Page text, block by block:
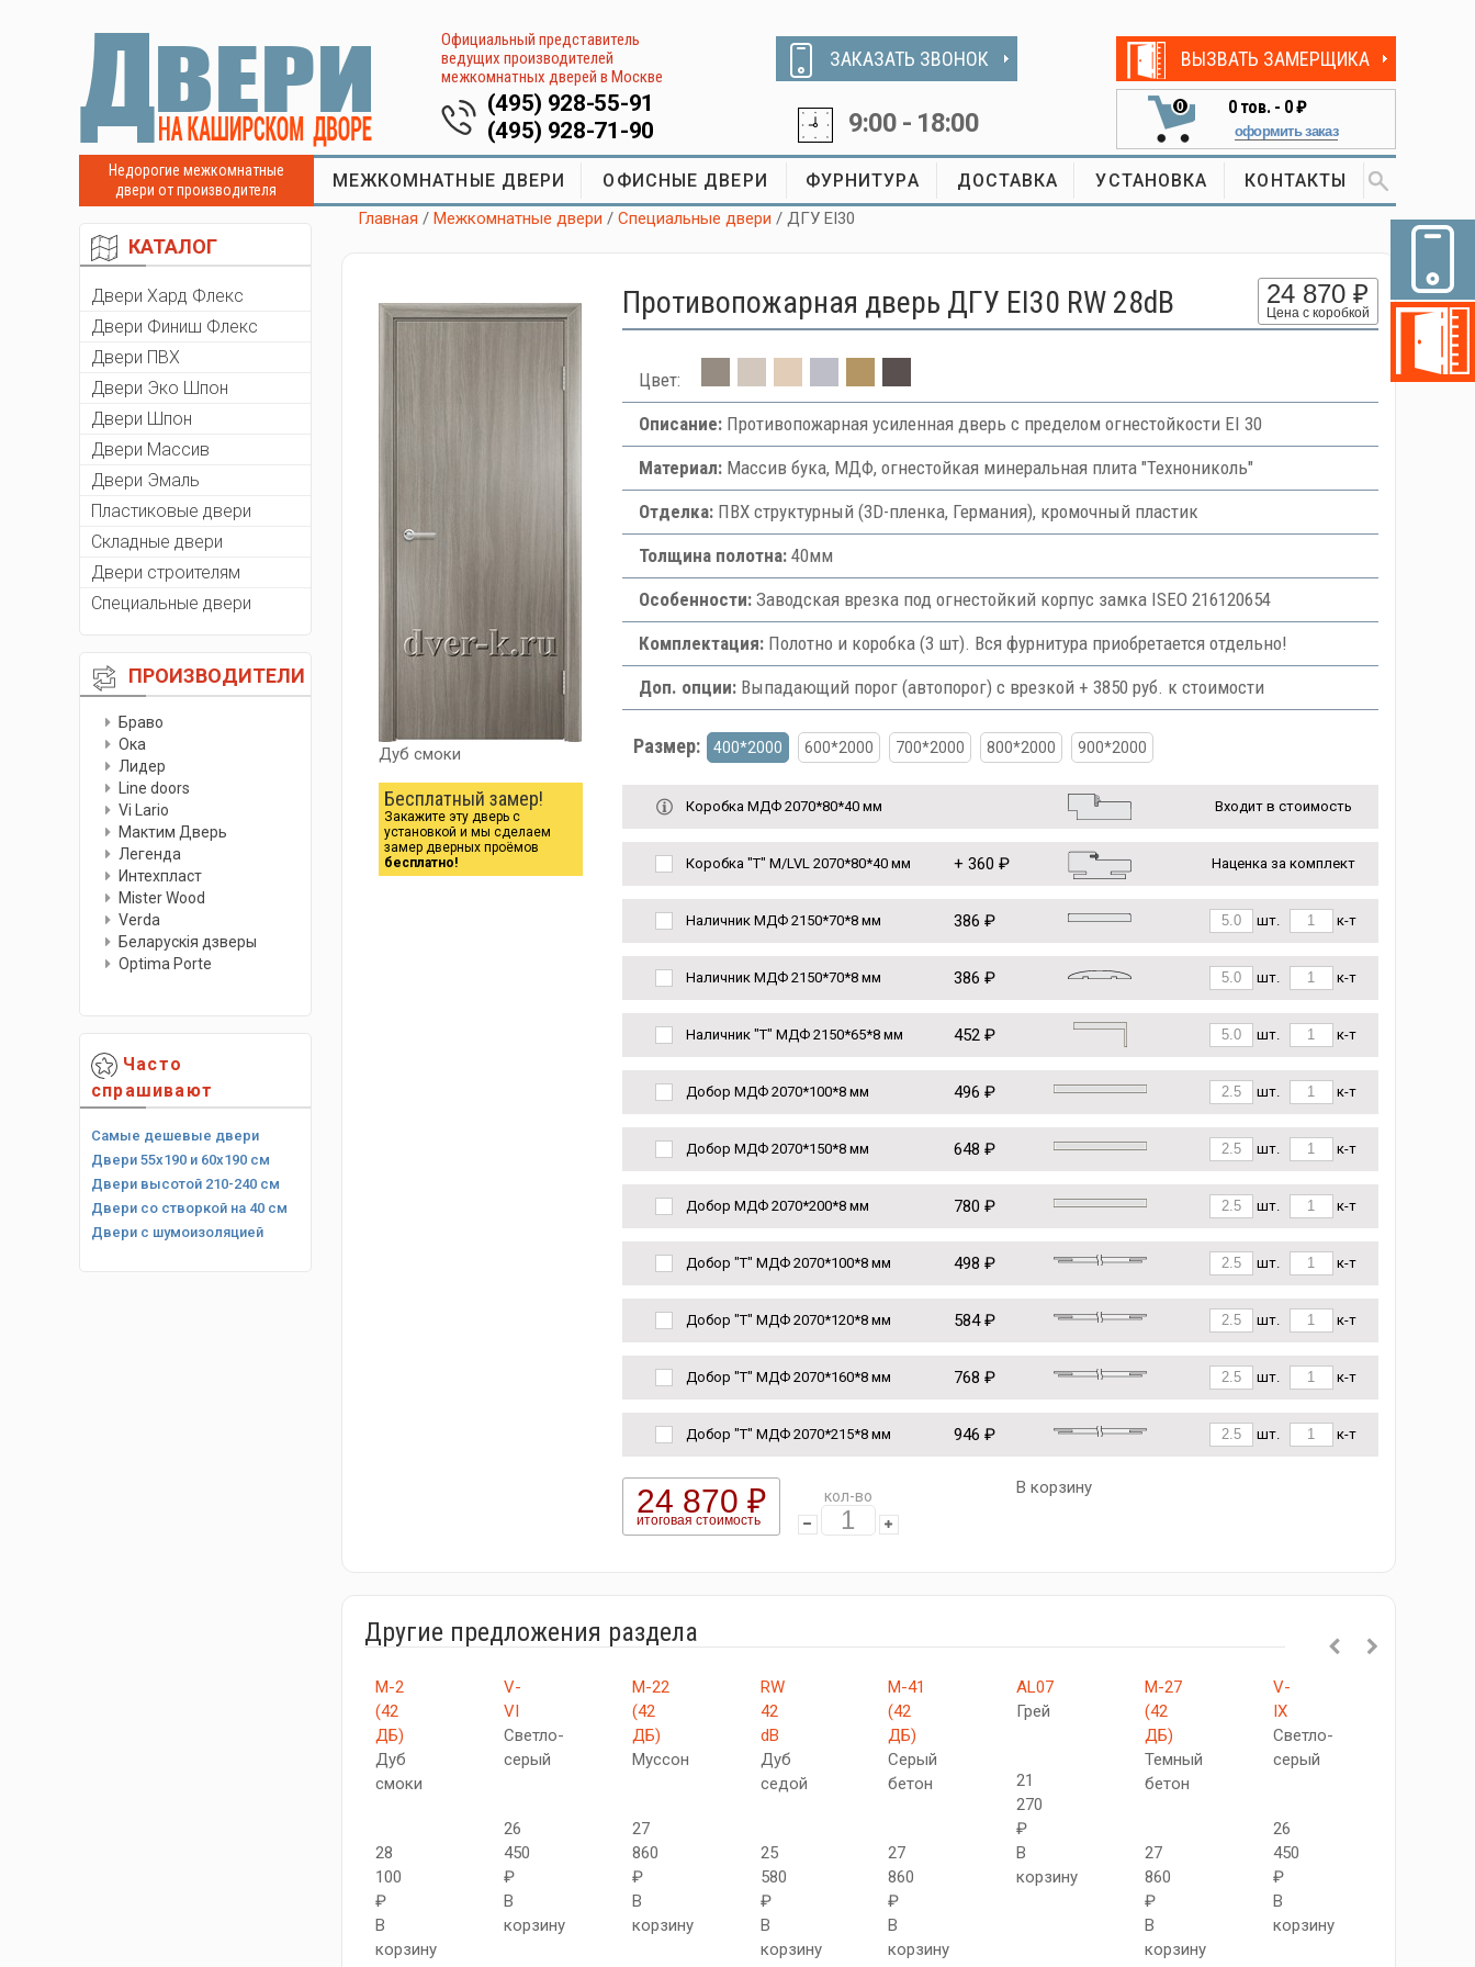
Официальный представитель
ведущих производителей
межкомнатных дверей в Москве
(495) 928-55-91
(495) 928-71-90
ЗАКАЗАТЬ ЗВОНОК
9:00 - 18:00
ВЫЗВАТЬ ЗАМЕРЩИКА
0 0тов. - 0 ₽
оформить заказ
Недорогие межкомнатные
двери от производителя
МЕЖКОМНАТНЫЕ ДВЕРИ ОФИСНЫЕ ДВЕРИ ФУРНИТУРА ДОСТАВКА УСТАНОВКА КОНТАКТЫ
КАТАЛОГ
Двери Хард Флекс
Двери Финиш Флекс
Двери ПВХ
Двери Эко Шпон
Двери Шпон
Двери Массив
Двери Эмаль
Пластиковые двери
Складные двери
Двери строителям
Специальные двери
ПРОИЗВОДИТЕЛИ
Браво
Ока
Лидер
Line doors
Vi Lario
Мактим Дверь
Легенда
Интехпласт
Мister Wood
Verda
Беларускiя дзверы
Optima Porte
Часто
спрашивают
Самые дешевые двери
Двери 55х190 и 60х190 см
Двери высотой 210-240 см
Двери со створкой на 40 см
Двери с шумоизоляцией
Главная /Межкомнатные двери /Специальные двери / ДГУ EI30
Дуб смоки
Бесплатный замер!
Закажите эту дверь с
установкой и мы сделаем
замер дверных проёмов
бесплатно!
Противопожарная дверь ДГУ EI30 RW 28dB 24 870 ₽
Цена с коробкой
Цвет:
Описание:Противопожарная усиленная дверь с пределом огнестойкости EI 30
Материал:Массив бука, МДФ, огнестойкая минеральная плита "Технониколь"
Отделка:ПВХ структурный (3D-пленка, Германия), кромочный пластик
Толщина полотна:40мм
Особенности:Заводская врезка под огнестойкий корпус замка ISEO 216120654
Комплектация:Полотно и коробка (3 шт). Вся фурнитура приобретается отдельно!
Доп. опции:Выпадающий порог (автопорог) с врезкой + 3850 руб. к стоимости
Размер: 400*2000 600*2000 700*2000 800*2000 900*2000
Коробка МДФ 2070*80*40 мм Входит в стоимость
Коробка "Т" M/LVL 2070*80*40 мм + 360 ₽ Наценка за комплект
Наличник МДФ 2150*70*8 мм 386 ₽ шт. к-т
Наличник МДФ 2150*70*8 мм 386 ₽ шт. к-т
Наличник "Т" МДФ 2150*65*8 мм 452 ₽ шт. к-т
Добор МДФ 2070*100*8 мм 496 ₽ шт. к-т
Добор МДФ 2070*150*8 мм 648 ₽ шт. к-т
Добор МДФ 2070*200*8 мм 780 ₽ шт. к-т
Добор "Т" МДФ 2070*100*8 мм 498 ₽ шт. к-т
Добор "Т" МДФ 2070*120*8 мм 584 ₽ шт. к-т
Добор "Т" МДФ 2070*160*8 мм 768 ₽ шт. к-т
Добор "Т" МДФ 2070*215*8 мм 946 ₽ шт. к-т
24 870 ₽
итоговая стоимость
кол-во В корзину
Другие предложения раздела
М-2
(42
ДБ)
Дуб
смоки
28
100
₽
В
корзину
V-
VI
Светло-
серый
26
450
₽
В
корзину
М-22
(42
ДБ)
Муссон
27
860
₽
В
корзину
RW
42
dB
Дуб
седой
25
580
₽
В
корзину
М-41
(42
ДБ)
Серый
бетон
27
860
₽
В
корзину
AL07
Грей
21
270
₽
В
корзину
М-27
(42
ДБ)
Темный
бетон
27
860
₽
В
корзину
V-
IX
Светло-
серый
26
450
₽
В
корзину